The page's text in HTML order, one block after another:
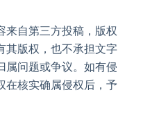
来自第三方投稿，版权
其版权，也不承担文字
属问题或争议。如有侵
在核实确属侵权后，予